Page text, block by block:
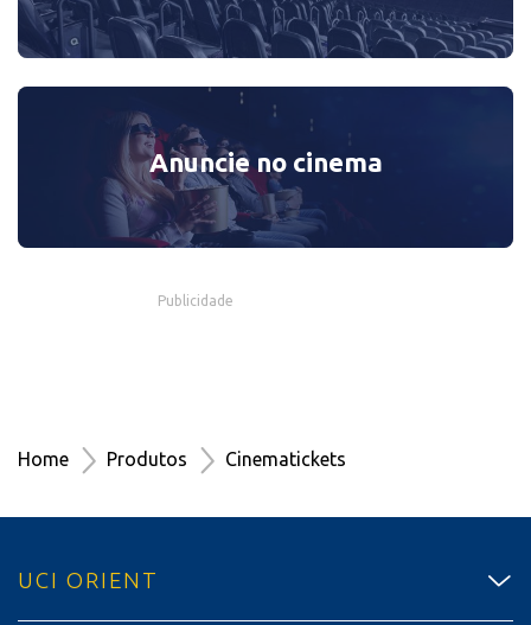
Anuncie no cinema
Home Produtos Cinematickets
UCI ORIENT